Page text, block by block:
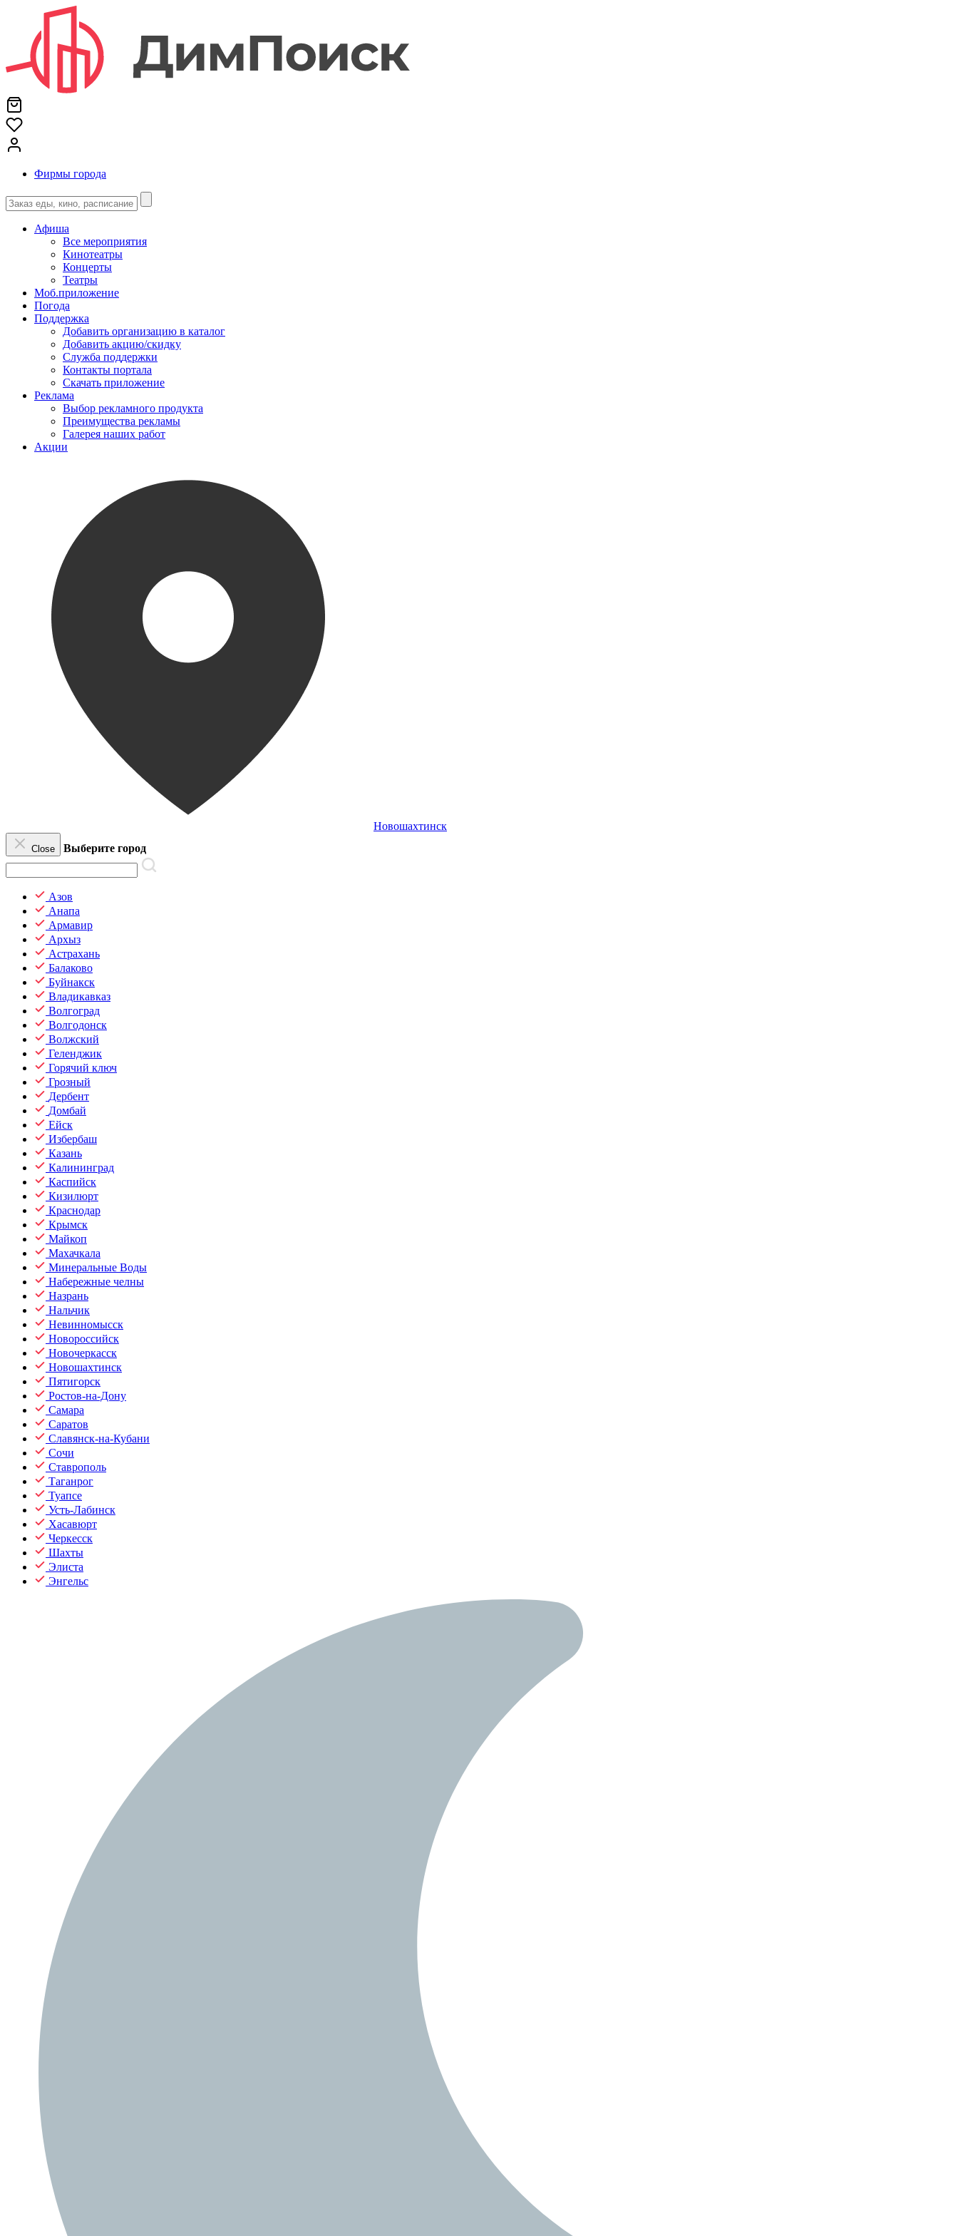
Фирмы города
Афиша
Все мероприятия
Кинотеатры
Концерты
Театры
Моб.приложение
Погода
Поддержка
Добавить организацию в каталог
Добавить акцию/скидку
Служба поддержки
Контакты портала
Скачать приложение
Реклама
Выбор рекламного продукта
Преимущества рекламы
Галерея наших работ
Акции
Новошахтинск
Close Выберите город
Азов
Анапа
Армавир
Архыз
Астрахань
Балаково
Буйнакск
Владикавказ
Волгоград
Волгодонск
Волжский
Геленджик
Горячий ключ
Грозный
Дербент
Домбай
Ейск
Избербаш
Казань
Калининград
Каспийск
Кизилюрт
Краснодар
Крымск
Майкоп
Махачкала
Минеральные Воды
Набережные челны
Назрань
Нальчик
Невинномысск
Новороссийск
Новочеркасск
Новошахтинск
Пятигорск
Ростов-на-Дону
Самара
Саратов
Славянск-на-Кубани
Сочи
Ставрополь
Таганрог
Туапсе
Усть-Лабинск
Хасавюрт
Черкесск
Шахты
Элиста
Энгельс